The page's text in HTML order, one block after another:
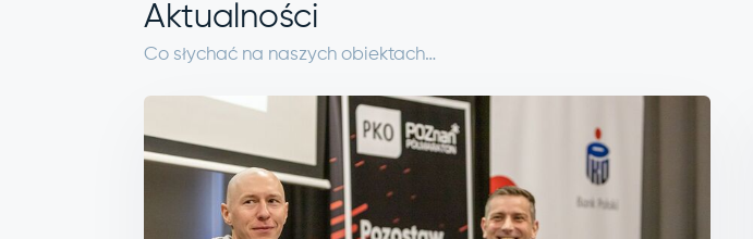
Aktualności
Co słychać na naszych obiektach…